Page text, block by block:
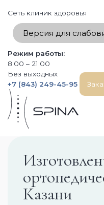
Сеть клиник здоровья
Версия для
Режим работы:
8:00 – 21:00
Без выходных
+7 (843) 249-45-95
О клинике
Отзывы
Сертификаты
Казани